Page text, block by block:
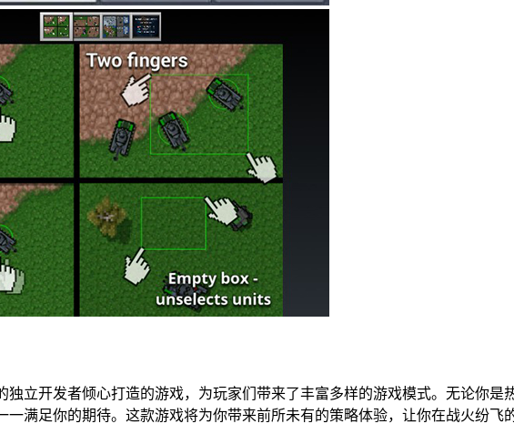
独立开发者倾心打造的游戏，为玩家们带来了丰富多样的游戏模式。无论你
满足你的期待。这款游戏将为你带来前所未有的策略体验，让你在战火纷飞